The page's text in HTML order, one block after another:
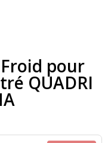
pour
QUADRI